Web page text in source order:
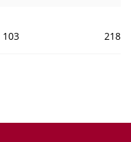
103 218